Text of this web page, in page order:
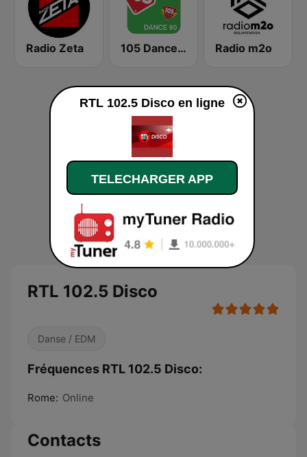
Radio Zeta 105 Dance 90 Radio m2o
RTL 102.5 Disco
Danse / EDM
Fréquences RTL 102.5 Disco:
Rome: Online
Contacts
RTL 102.5 Disco en ligne
TELECHARGER APP